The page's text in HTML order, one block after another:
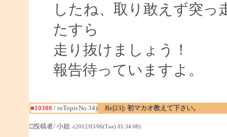
したね、取り敢えず突っ
たすら
走り抜けましょう！
報告待っていますよ。
■10308 / inTopicNo.34) Re[23]: 初マカオ教えて下さい。
□投稿者/ 小姐 -(2012/03/06(Tue) 01:34:08)